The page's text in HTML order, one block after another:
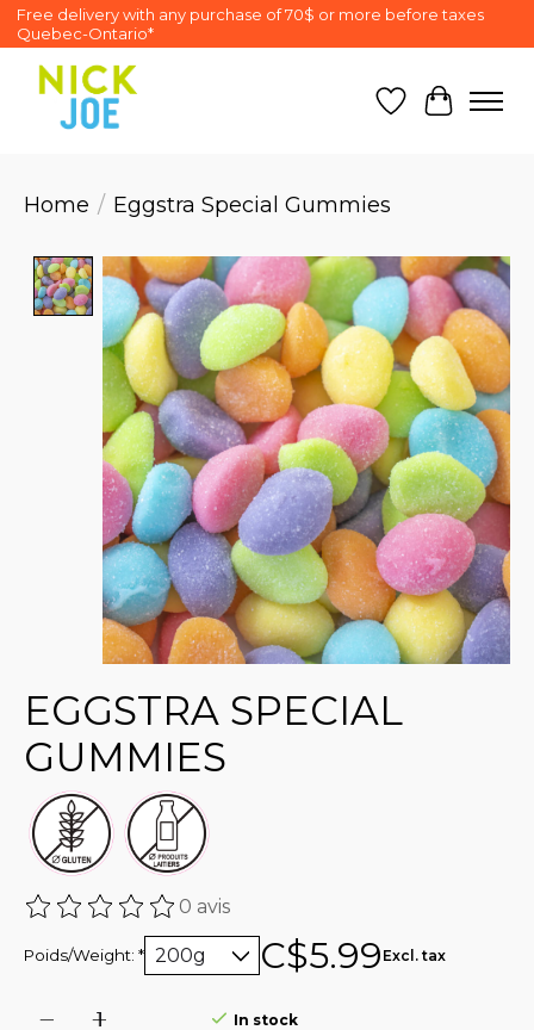
Free delivery with any purchase of 70$ or more before taxes
Quebec-Ontario*
Wish List
Cart
Home / Eggstra Special Gummies
Product image slideshow Items
EGGSTRA SPECIAL
GUMMIES
The rating of this product is
0 avis
Poids/Weight: * C$5.99 Excl. tax
In stock